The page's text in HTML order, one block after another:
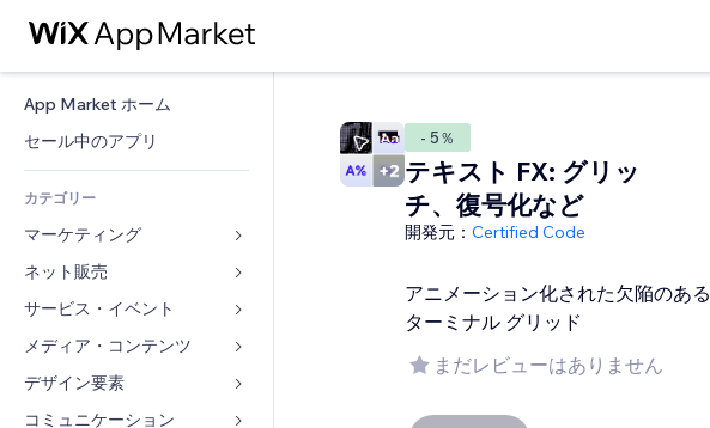
App Market ホーム
セール中のアプリ
カテゴリー
マーケティング
広告
モバイル
アクセス解析
ネット販売
ストア用アプリ
発送・配達
販売ボタン
サービス・イベント
ホテル
イベント
レストラン
メディア・コンテンツ
ギャラリー
音楽
デザイン要素
マップ・ナビ
- 5％
テキスト FX: グリッ
チ、復号化など
開発元： Certified Code
アニメーション化された欠陥のある
ターミナル グリッド
まだレビューはありません